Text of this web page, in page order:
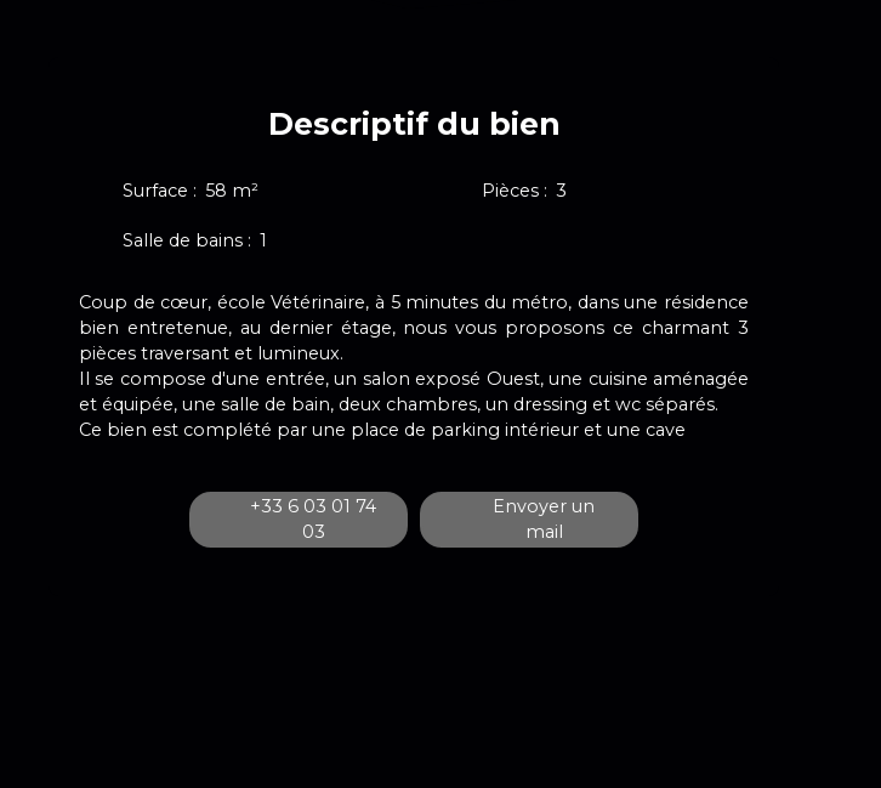
Descriptif du bien
Surface : 58 m² Pièces : 3
Salle de bains : 1
Coup de cœur, école Vétérinaire, à 5 minutes du métro, dans une résidence
bien entretenue, au dernier étage, nous vous proposons ce charmant 3
pièces traversant et lumineux.
Il se compose d'une entrée, un salon exposé Ouest, une cuisine aménagée
et équipée, une salle de bain, deux chambres, un dressing et wc séparés.
Ce bien est complété par une place de parking intérieur et une cave
+33 6 03 01 74
03
Envoyer un
mail